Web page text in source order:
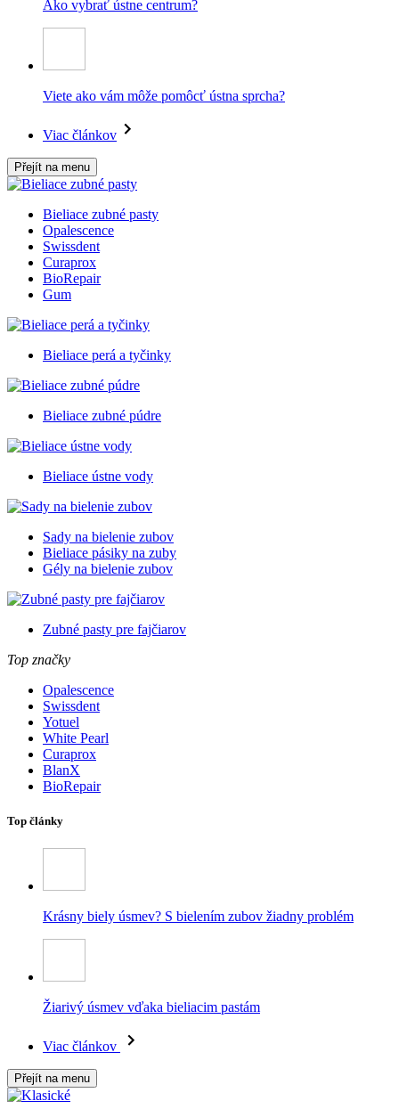
Ako vybrať ústne centrum?
Viete ako vám môže pomôcť ústna sprcha?
Viac článkov
Přejít na menu
Bieliace zubné pasty
Opalescence
Swissdent
Curaprox
BioRepair
Gum
Bieliace perá a tyčinky
Bieliace zubné púdre
Bieliace ústne vody
Sady na bielenie zubov
Bieliace pásiky na zuby
Gély na bielenie zubov
Zubné pasty pre fajčiarov
Top značky
Opalescence
Swissdent
Yotuel
White Pearl
Curaprox
BlanX
BioRepair
Top články
Krásny biely úsmev? S bielením zubov žiadny problém
Žiarivý úsmev vďaka bieliacim pastám
Viac článkov
Přejít na menu